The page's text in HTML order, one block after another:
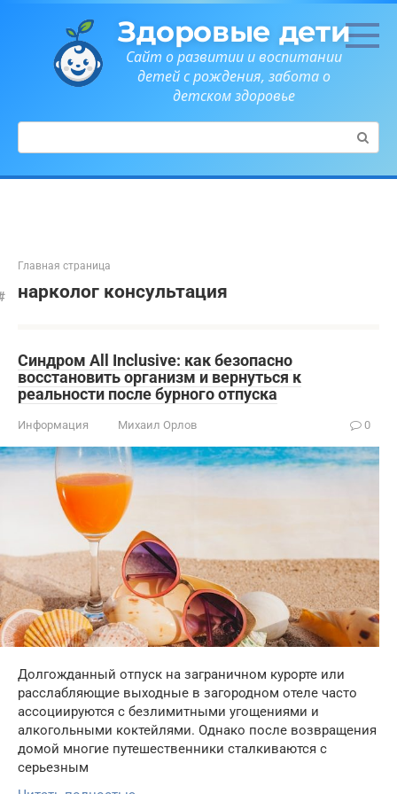
Здоровые дети
Сайт о развитии и воспитании
детей с рождения, забота о
детском здоровье
Поиск:
Главная страница
нарколог консультация
Синдром All Inclusive: как безопасно
восстановить организм и вернуться к
реальности после бурного отпуска
Информация Михаил Орлов 0
Долгожданный отпуск на заграничном курорте или
расслабляющие выходные в загородном отеле часто
ассоциируются с безлимитными угощениями и
алкогольными коктейлями. Однако после возвращения
домой многие путешественники сталкиваются с
серьезным